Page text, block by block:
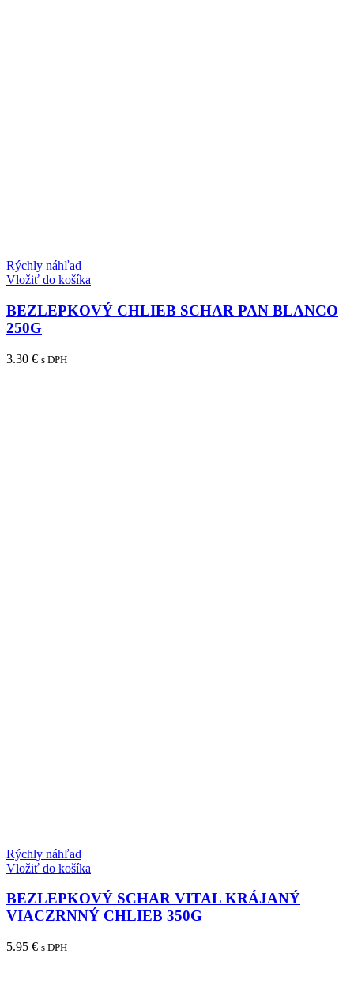
Rýchly náhľad
Vložiť do košíka
BEZLEPKOVÝ CHLIEB SCHAR PAN BLANCO
250G
3.30 € s DPH
Rýchly náhľad
Vložiť do košíka
BEZLEPKOVÝ SCHAR VITAL KRÁJANÝ
VIACZRNNÝ CHLIEB 350G
5.95 € s DPH